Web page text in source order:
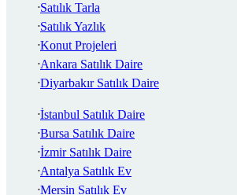
Satılık Tarla
Satılık Yazlık
Konut Projeleri
Ankara Satılık Daire
Diyarbakır Satılık Daire
İstanbul Satılık Daire
Bursa Satılık Daire
İzmir Satılık Daire
Antalya Satılık Ev
Mersin Satılık Ev